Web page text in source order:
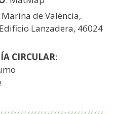
Marina de València,
Lanzadera, 46024
CIRCULAR: